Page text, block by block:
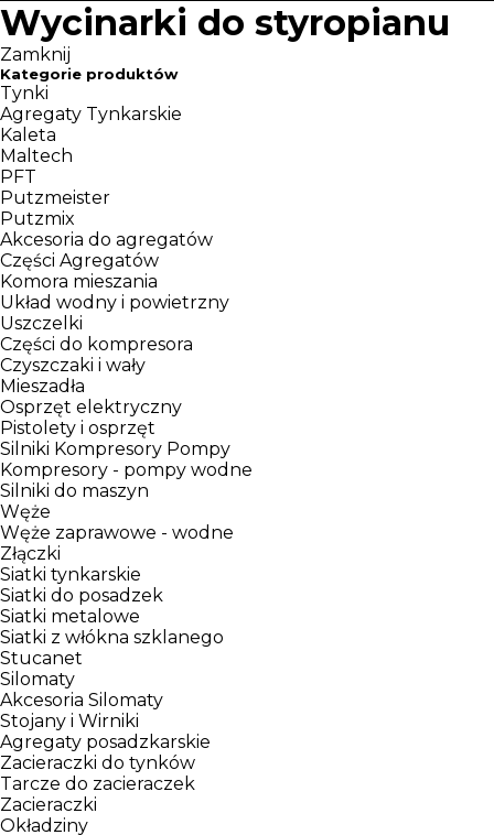
Wycinarki do styropianu
Zamknij
Kategorie produktów
Tynki
Agregaty Tynkarskie
Kaleta
Maltech
PFT
Putzmeister
Putzmix
Akcesoria do agregatów
Części Agregatów
Komora mieszania
Układ wodny i powietrzny
Uszczelki
Części do kompresora
Czyszczaki i wały
Mieszadła
Osprzęt elektryczny
Pistolety i osprzęt
Silniki Kompresory Pompy
Kompresory - pompy wodne
Silniki do maszyn
Węże
Węże zaprawowe - wodne
Złączki
Siatki tynkarskie
Siatki do posadzek
Siatki metalowe
Siatki z włókna szklanego
Stucanet
Silomaty
Akcesoria Silomaty
Stojany i Wirniki
Agregaty posadzkarskie
Zacieraczki do tynków
Tarcze do zacieraczek
Zacieraczki
Okładziny